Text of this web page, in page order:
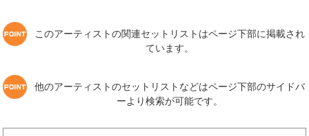
このアーティストの関連セットリストはページ下部に掲載され
ています。
他のアーティストのセットリストなどはページ下部のサイドバ
ーより検索が可能です。